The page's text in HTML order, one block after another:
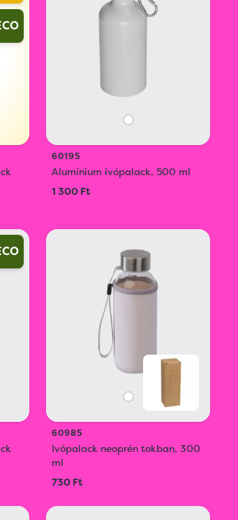
60195
Alumínium ivópalack, 500 ml
1 300 Ft
60985
Ivópalack neoprén tokban, 300
ml
730 Ft